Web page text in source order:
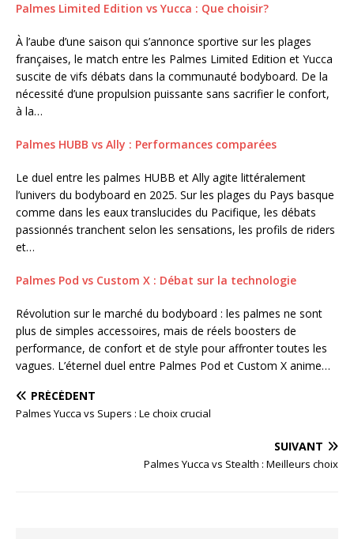
Palmes Limited Edition vs Yucca : Que choisir?
À l’aube d’une saison qui s’annonce sportive sur les plages
françaises, le match entre les Palmes Limited Edition et Yucca
suscite de vifs débats dans la communauté bodyboard. De la
nécessité d’une propulsion puissante sans sacrifier le confort,
à la…
Palmes HUBB vs Ally : Performances comparées
Le duel entre les palmes HUBB et Ally agite littéralement
l’univers du bodyboard en 2025. Sur les plages du Pays basque
comme dans les eaux translucides du Pacifique, les débats
passionnés tranchent selon les sensations, les profils de riders
et…
Palmes Pod vs Custom X : Débat sur la technologie
Révolution sur le marché du bodyboard : les palmes ne sont
plus de simples accessoires, mais de réels boosters de
performance, de confort et de style pour affronter toutes les
vagues. L’éternel duel entre Palmes Pod et Custom X anime…
PRÉCÉDENT
Palmes Yucca vs Supers : Le choix crucial
SUIVANT
Palmes Yucca vs Stealth : Meilleurs choix